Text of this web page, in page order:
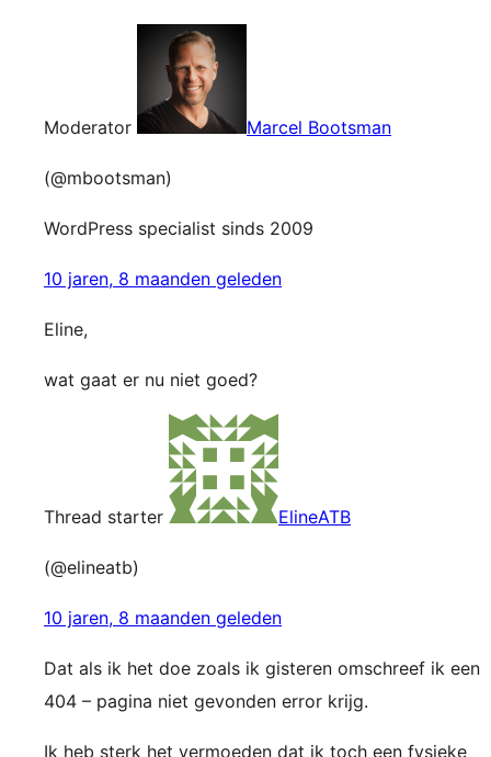
Moderator Marcel Bootsman
(@mbootsman)
WordPress specialist sinds 2009
10 jaren, 8 maanden geleden
Eline,
wat gaat er nu niet goed?
Thread starter ElineATB
(@elineatb)
10 jaren, 8 maanden geleden
Dat als ik het doe zoals ik gisteren omschreef ik een
404 – pagina niet gevonden error krijg.
Ik heb sterk het vermoeden dat ik toch een fysieke